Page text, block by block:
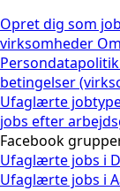
Opret dig som
virksomheder
Persondatapolitik
betingelser
Ufaglærte
jobs efter
Facebook
Ufaglærte jobs i
Ufaglærte jobs i